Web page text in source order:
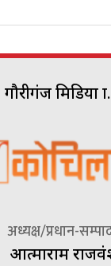
गौरीगंज मिडिया
अध्यक्ष/प्रधान-
आत्माराम